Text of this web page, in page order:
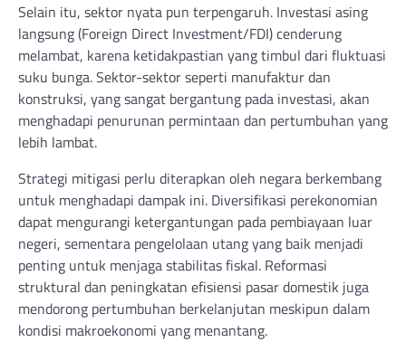
Selain itu, sektor nyata pun terpengaruh. Investasi asing
langsung (Foreign Direct Investment/FDI) cenderung
melambat, karena ketidakpastian yang timbul dari fluktuasi
suku bunga. Sektor-sektor seperti manufaktur dan
konstruksi, yang sangat bergantung pada investasi, akan
menghadapi penurunan permintaan dan pertumbuhan yang
lebih lambat.
Strategi mitigasi perlu diterapkan oleh negara berkembang
untuk menghadapi dampak ini. Diversifikasi perekonomian
dapat mengurangi ketergantungan pada pembiayaan luar
negeri, sementara pengelolaan utang yang baik menjadi
penting untuk menjaga stabilitas fiskal. Reformasi
struktural dan peningkatan efisiensi pasar domestik juga
mendorong pertumbuhan berkelanjutan meskipun dalam
kondisi makroekonomi yang menantang.